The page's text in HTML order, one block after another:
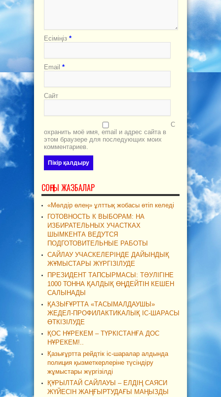
Есіміңіз *
Email *
Сайт
С
охранить моё имя, email и адрес сайта в
этом браузере для последующих моих
комментариев.
СОҢҒЫ ЖАЗБАЛАР
«Мөлдір өлең» ұлттық жобасы өтіп келеді
ГОТОВНОСТЬ К ВЫБОРАМ: НА
ИЗБИРАТЕЛЬНЫХ УЧАСТКАХ
ШЫМКЕНТА ВЕДУТСЯ
ПОДГОТОВИТЕЛЬНЫЕ РАБОТЫ
САЙЛАУ УЧАСКЕЛЕРІНДЕ ДАЙЫНДЫҚ
ЖҰМЫСТАРЫ ЖҮРГІЗІЛУДЕ
ПРЕЗИДЕНТ ТАПСЫРМАСЫ: ТӘУЛІГІНЕ
1000 ТОННА ҚАЛДЫҚ ӨҢДЕЙТІН КЕШЕН
САЛЫНАДЫ
ҚАЗЫҒҰРТТА «ТАСЫМАЛДАУШЫ»
ЖЕДЕЛ-ПРОФИЛАКТИКАЛЫҚ ІС-ШАРАСЫ
ӨТКІЗІЛУДЕ
ҚОС НҰРЕКЕМ – ТҮРКІСТАНҒА ДОС
НҰРЕКЕМ!..
Қазығұртта рейдтік іс-шаралар алдында
полиция қызметкерлеріне түсіндіру
жұмыстары жүргізілді
ҚҰРЫЛТАЙ САЙЛАУЫ – ЕЛДІҢ САЯСИ
ЖҮЙЕСІН ЖАҢҒЫРТУДАҒЫ МАҢЫЗДЫ